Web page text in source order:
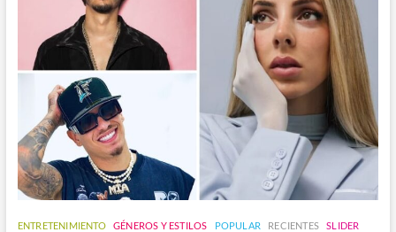
ENTRETENIMIENTO GÉNEROS Y ESTILOS POPULAR RECIENTES SLIDER